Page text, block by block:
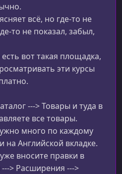
Часть 4
00:15:21
00:17:34
темы
00:05:21
всё, но где-то не
то не показал, забыл,
вот такая площадка,
эти курсы
---> Товары и туда в
все товары.
много по каждому
на Английской вкладке.
вносите правки в
> Расширения --->